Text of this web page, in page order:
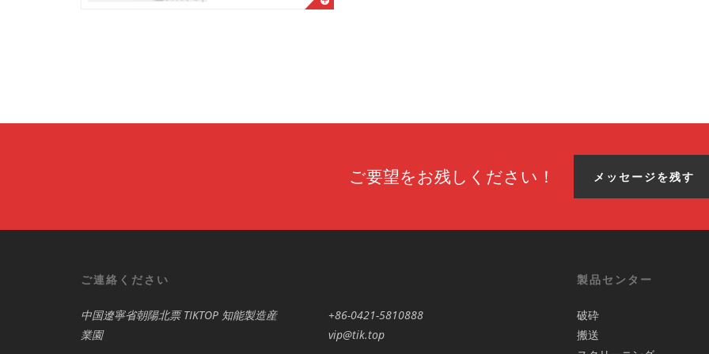
ご要望をお残しください！ メッセージを残す
ご連絡ください
中国遼寧省朝陽北票 TIKTOP 知能製造産
業園
+86-0421-5810888
vip@tik.top
製品センター
破砕
搬送